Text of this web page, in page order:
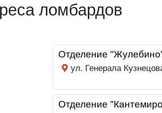
ломбардов
Отделение
ул. Генерала
Отделение